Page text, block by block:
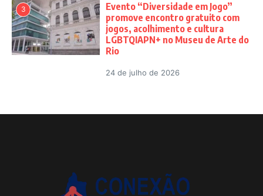
3
Evento “Diversidade em Jogo”
promove encontro gratuito com
jogos, acolhimento e cultura
LGBTQIAPN+ no Museu de Arte do
Rio
24 de julho de 2026